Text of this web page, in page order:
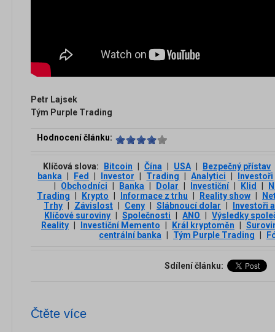
Petr Lajsek
Tým Purple Trading
Hodnocení článku:
Klíčová slova: Bitcoin Čína USA
Bezpečný přístav
banka
Fed Investor Trading Analytici
Investoři
Obchodníci Banka Dolar Investiční Klid
Trading
Krypto Informace z trhu Reality show
Trhy
Závislost Ceny Slábnoucí dolar
Investoři
Klíčové suroviny
Společnosti ANO
Výsledky
Reality
Investiční Memento Král kryptoměn
centrální banka
Tým Purple Trading
Sdílení článku:
Čtěte více